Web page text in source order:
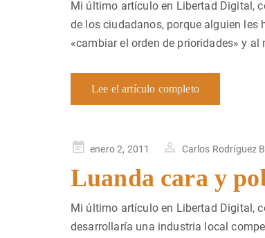
Mi último artículo en Libertad Digital,
de los ciudadanos, porque alguien les
«cambiar el orden de prioridades» y
Lee el artículo completo
Publicado
enero 2, 2011 Carlos Rodríguez
Luanda cara y
Mi último artículo en Libertad Digital,
desarrollaría una industria local